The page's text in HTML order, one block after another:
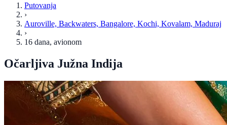
Putovanja
›
Auroville, Backwaters, Bangalore, Kochi, Kovalam, Maduraj
›
16 dana, avionom
Očarljiva Južna Indija